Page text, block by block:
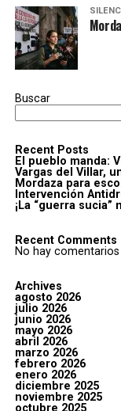
Buscar
Recent Posts
El pueblo manda:
Vargas del Villar,
Mordaza para
Intervención
¡La “guerra
Recent Comments
No hay
Archives
agosto 2026
julio 2026
junio 2026
mayo 2026
abril 2026
marzo 2026
febrero 2026
enero 2026
diciembre 2025
noviembre 2025